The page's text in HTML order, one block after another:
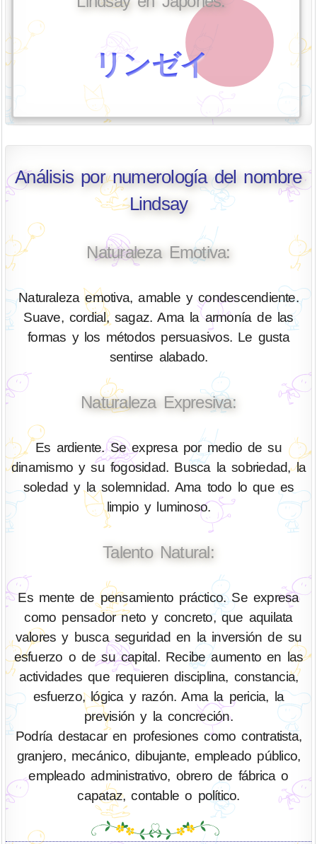
リンゼイ
Análisis por numerología del nombre
Lindsay
Naturaleza Emotiva:
Naturaleza emotiva, amable y condescendiente.
Suave, cordial, sagaz. Ama la armonía de las
formas y los métodos persuasivos. Le gusta
sentirse alabado.
Naturaleza Expresiva:
Es ardiente. Se expresa por medio de su
dinamismo y su fogosidad. Busca la sobriedad, la
soledad y la solemnidad. Ama todo lo que es
limpio y luminoso.
Talento Natural:
Es mente de pensamiento práctico. Se expresa
como pensador neto y concreto, que aquilata
valores y busca seguridad en la inversión de su
esfuerzo o de su capital. Recibe aumento en las
actividades que requieren disciplina, constancia,
esfuerzo, lógica y razón. Ama la pericia, la
previsión y la concreción.
Podría destacar en profesiones como contratista,
granjero, mecánico, dibujante, empleado público,
empleado administrativo, obrero de fábrica o
capataz, contable o político.